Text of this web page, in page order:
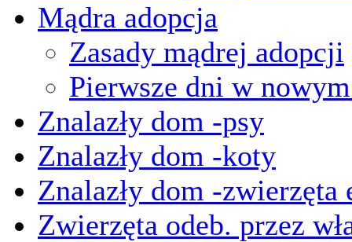
Mądra adopcja
Zasady mądrej adopcji
Pierwsze dni w
Znalazły dom -psy
Znalazły dom -koty
Znalazły dom -zwierzęta
Zwierzęta odeb. przez